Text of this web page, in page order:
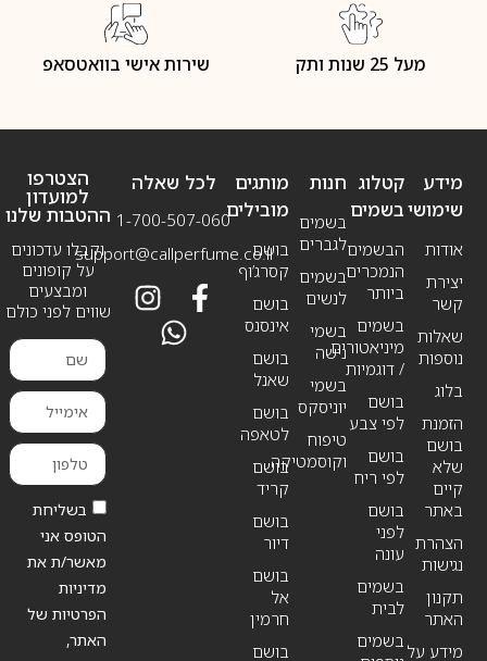
מעל 25 שנות ותק שירות אישי בוואטסאפ
מידע
שימושי
אודות
יצירת
קשר
שאלות
נוספות
בלוג
הזמנת
בושם
שלא
קיים
באתר
הצהרת
נגישות
תקנון
האתר
מידע על
חנות
בשמים
לגברים
בשמים
לנשים
בשמי
נישה
בשמי
יוניסקס
טיפוח
וקוסמטיקה
קטלוג
בשמים
הבשמים
הנמכרים
ביותר
בשמים
מיניאטורים
/ דוגמיות
בושם
לפי צבע
בושם
לפי ריח
בושם
לפני
עונה
בשמים
לבית
בשמים
מותגים
מובילים
בושם
קסרג’וף
בושם
אינסנס
בושם
שאנל
בושם
לטאפה
בושם
קריד
בושם
דיור
בושם
אל
חרמין
בושם
לכל שאלה
1-700-507-060
support@callperfume.co.il
הצטרפו
למועדון
ההטבות שלנו
וקבלו עדכונים
על קופונים
ומבצעים
שווים לפני כולם
בשליחת
הטופס אני
מאשר/ת את
מדיניות
הפרטיות של
האתר,